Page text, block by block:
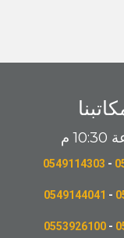
-
0549114303
-
0549144041
-
0553926100